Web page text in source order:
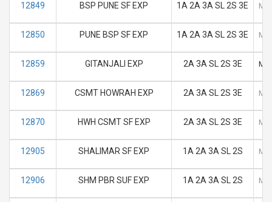
12849 BSP PUNE SF EXP 1A 2A 3A SL 2S 3E M
12850 PUNE BSP SF EXP 1A 2A 3A SL 2S 3E M
12859 GITANJALI EXP 2A 3A SL 2S 3E M
12869 CSMT HOWRAH EXP 2A 3A SL 2S 3E M
12870 HWH CSMT SF EXP 2A 3A SL 2S 3E M
12905 SHALIMAR SF EXP 1A 2A 3A SL 2S M
12906 SHM PBR SUF EXP 1A 2A 3A SL 2S M